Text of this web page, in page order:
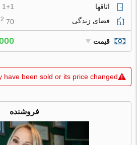
اتاقها
1+1
فضای زندگی
70 m
2
قیمت
have been sold or its price changed
فروشنده